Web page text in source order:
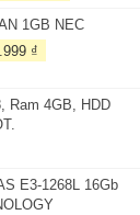
₫.
tại
1GB NEC
₫.
₫
là:
Ram 4GB, HDD
E3-1268L 16Gb